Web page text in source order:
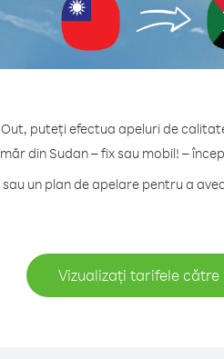
Out, puteți efectua apeluri de
din Sudan – fix sau mobil! –
un plan de apelare pentru a
Vizualizați tarifele către